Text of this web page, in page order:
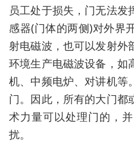
员工处于损失，门无法
感器(门体的两侧)对外界
射电磁波，也可以发射外
环境生产电磁波设备，如
机、中频电炉、对讲机等
门。因此，所有的大门都
术力量可以处理门的，
扰。